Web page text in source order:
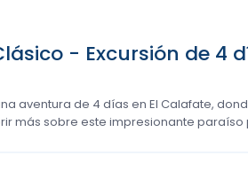
- Excursión de 4
aventura de 4 días en El Calafate,
más sobre este impresionante paraíso